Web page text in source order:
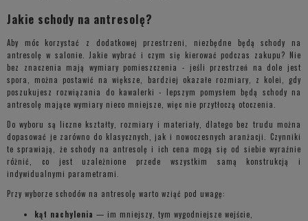
Jakie schody na antresolę?
Aby móc korzystać z dodatkowej przestrzeni, niezbędne będą schody na
antresolę w salonie. Jakie wybrać i czym się kierować podczas zakupu? Nie
bez znaczenia mają wymiary pomieszczenia - jeśli przestrzeń na dole jest
spora, można postawić na większe, bardziej okazałe rozmiary, z kolei, gdy
poszukujesz rozwiązania do kawalerki - lepszym pomysłem będą schody na
antresolę mające wymiary nieco mniejsze, więc nie przytłoczą otoczenia.
Do wyboru są liczne kształty, rozmiary i materiały, dlatego bez trudu można
dopasować je zarówno do klasycznych, jak i nowoczesnych aranżacji. Czynniki
te sprawiają, że schody na antresolę i ich cena mogą się od siebie wyraźnie
różnić, co jest uzależnione przede wszystkim samą konstrukcją i
indywidualnymi parametrami.
Przy wyborze schodów na antresolę warto wziąć pod uwagę:
kąt nachylenia — im mniejszy, tym wygodniejsze wejście,